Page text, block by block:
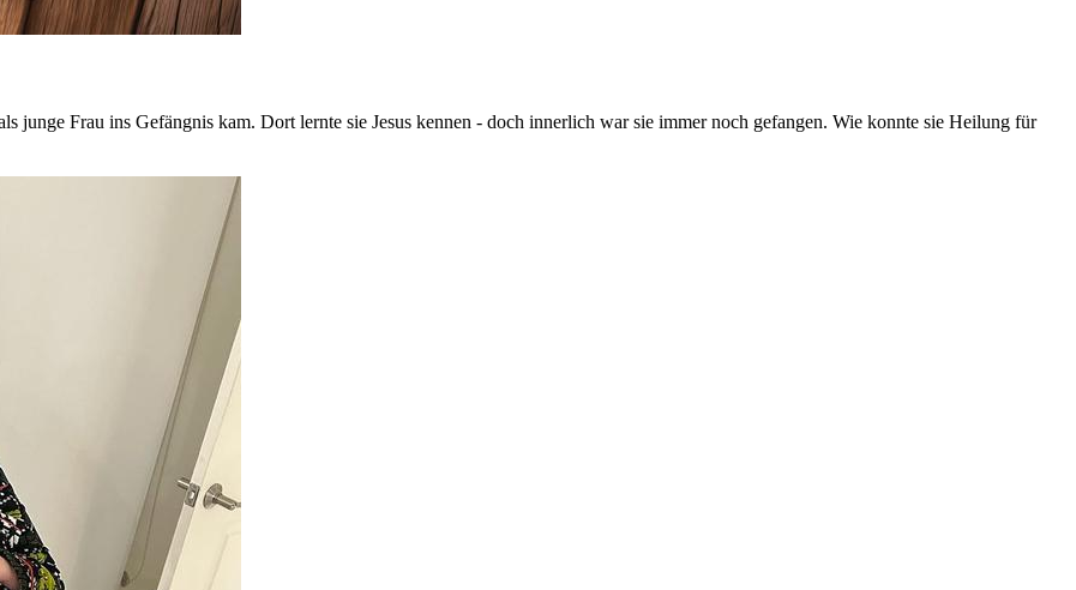
junge Frau ins Gefängnis kam. Dort lernte sie Jesus kennen - doch innerlich war sie immer noch gefangen. Wie konnte sie Heilung für